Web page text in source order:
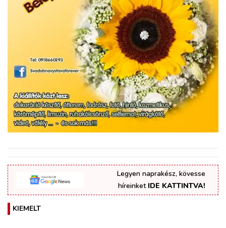
Legyen naprakész, kövesse
híreinket IDE KATTINTVA!
KIEMELT